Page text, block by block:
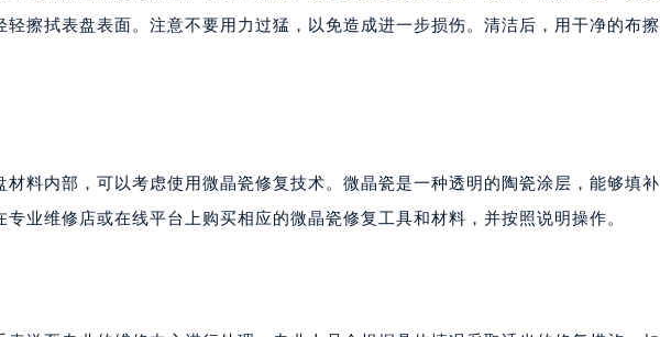
擦拭表盘表面。注意不要用力过猛，以免造成进一步损伤。清洁后，用干净的布擦
料内部，可以考虑使用微晶瓷修复技术。微晶瓷是一种透明的陶瓷涂层，能够填补
业维修店或在线平台上购买相应的微晶瓷修复工具和材料，并按照说明操作。